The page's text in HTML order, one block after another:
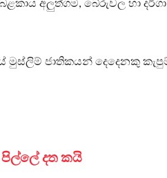
අලුත්ගම, බේරුවල හා
මුස්‌ලිම් ජාතිකයන් දෙදෙනකු
දත කයි